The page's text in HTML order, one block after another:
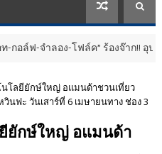
ค” ร้องจ๊าก!! อุปกรณ์ม่วนจอยงานวั
โลยียักษ์ใหญ่ อแมนด้าชวนเที่ยว
วินฟะ วันเสาร์ที่ 6 เมษายนทาง ช่อง 3
ยักษ์ใหญ่ อแมนด้า